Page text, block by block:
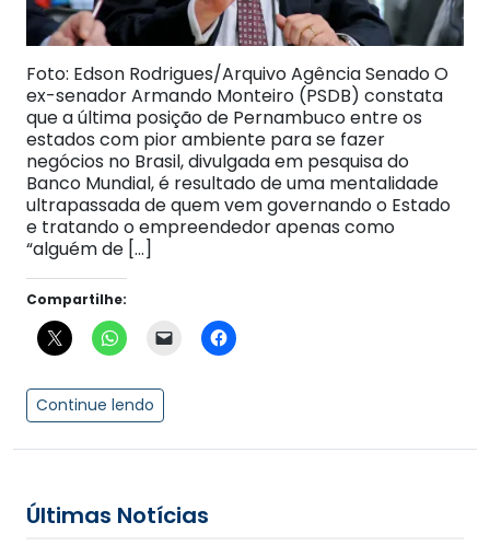
Foto: Edson Rodrigues/Arquivo Agência Senado O
ex-senador Armando Monteiro (PSDB) constata
que a última posição de Pernambuco entre os
estados com pior ambiente para se fazer
negócios no Brasil, divulgada em pesquisa do
Banco Mundial, é resultado de uma mentalidade
ultrapassada de quem vem governando o Estado
e tratando o empreendedor apenas como
“alguém de […]
Compartilhe:
Continue lendo
Últimas Notícias